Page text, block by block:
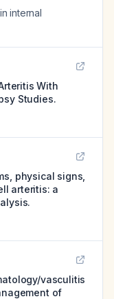
internal
With
Studies.
physical signs,
arteritis: a
vasculitis
of